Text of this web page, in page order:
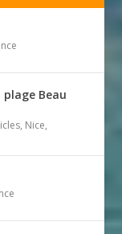
Beau
, Nice,